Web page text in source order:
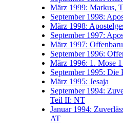
März 1999: Markus,
September 1998:
März 1998:
September 1997:
März 1997:
September 1996:
März 1996: 1. Mose
September 1995: Die
März 1995: Jesaja
September 1994:
Teil II: NT
Januar 1994:
AT